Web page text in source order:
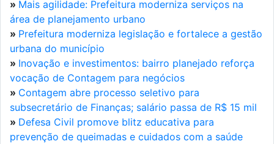
» Mais agilidade: Prefeitura moderniza serviços na
área de planejamento urbano
» Prefeitura moderniza legislação e fortalece a gestão
urbana do município
» Inovação e investimentos: bairro planejado reforça
vocação de Contagem para negócios
» Contagem abre processo seletivo para
subsecretário de Finanças; salário passa de R$ 15 mil
» Defesa Civil promove blitz educativa para
prevenção de queimadas e cuidados com a saúde